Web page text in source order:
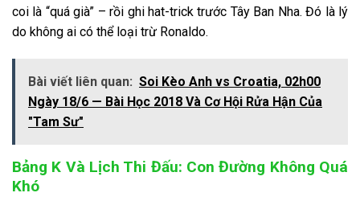
coi là “quá già” – rồi ghi hat-trick trước Tây Ban Nha. Đó là lý
do không ai có thể loại trừ Ronaldo.
Bài viết liên quan: Soi Kèo Anh vs Croatia, 02h00
Ngày 18/6 — Bài Học 2018 Và Cơ Hội Rửa Hận Của
"Tam Sư"
Bảng K Và Lịch Thi Đấu: Con Đường Không Quá
Khó